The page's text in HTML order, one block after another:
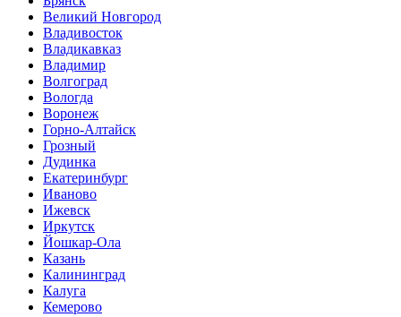
Великий Новгород
Владивосток
Владикавказ
Владимир
Волгоград
Вологда
Воронеж
Горно-Алтайск
Грозный
Дудинка
Екатеринбург
Иваново
Ижевск
Иркутск
Йошкар-Ола
Казань
Калининград
Калуга
Кемерово